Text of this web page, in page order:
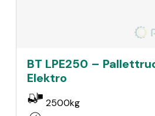
BT LPE250 –
Elektro
2500kg